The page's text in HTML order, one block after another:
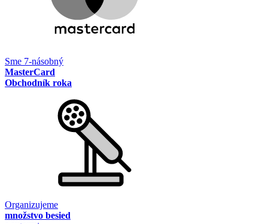
Sme 7-násobný
MasterCard
Obchodník roka
Organizujeme
množstvo besied